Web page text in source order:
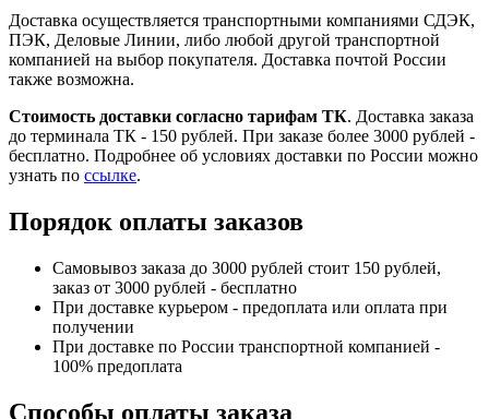
Доставка осуществляется транспортными компаниями СДЭК,
ПЭК, Деловые Линии, либо любой другой транспортной
компанией на выбор покупателя. Доставка почтой России
также возможна.
Стоимость доставки согласно тарифам ТК. Доставка заказа
до терминала ТК - 150 рублей. При заказе более 3000 рублей -
бесплатно. Подробнее об условиях доставки по России можно
узнать по ссылке.
Порядок оплаты заказов
Самовывоз заказа до 3000 рублей стоит 150 рублей,
заказ от 3000 рублей - бесплатно
При доставке курьером - предоплата или оплата при
получении
При доставке по России транспортной компанией -
100% предоплата
Способы оплаты заказа